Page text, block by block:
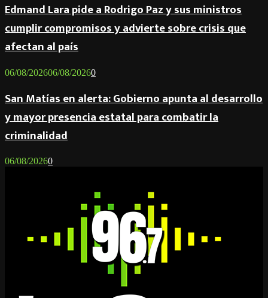
Edmand Lara pide a Rodrigo Paz y sus ministros
cumplir compromisos y advierte sobre crisis que
afectan al país
06/08/202606/08/20260
San Matías en alerta: Gobierno apunta al desarrollo
y mayor presencia estatal para combatir la
criminalidad
06/08/20260